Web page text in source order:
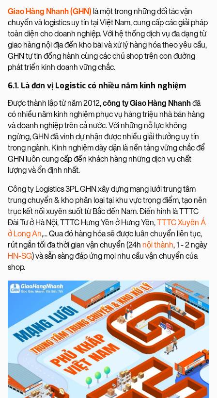
Giao Hàng Nhanh (GHN) là một trong những đối tác vận
chuyển và logistics uy tín tại Việt Nam, cung cấp các giải pháp
toàn diện cho doanh nghiệp. Với hệ thống dịch vụ đa dạng từ
giao hàng nội địa đến kho bãi và xử lý hàng hóa theo yêu cầu,
GHN tự tin đồng hành cùng các chủ shop trên con đường
phát triển kinh doanh vững chắc.
6.1. Là đơn vị Logistic có nhiều năm kinh nghiệm
Được thành lập từ năm 2012,công ty Giao Hàng Nhanhđã
có nhiều năm kinh nghiệm phục vụ hàng triệu nhà bán hàng
và doanh nghiệp trên cả nước. Với những nỗ lực không
ngừng, GHN đã vinh dự nhận được nhiều giải thưởng uy tín
trong ngành. Kinh nghiệm dày dặn là nền tảng vững chắc để
GHN luôn cung cấp đến khách hàng những dịch vụ chất
lượng và ổn định nhất.
Công ty Logistics 3PL GHN xây dựng mạng lưới trung tâm
trung chuyển & kho phân loại tại khu vực trọng điểm, tạo nên
trục kết nối xuyên suốt từ Bắc đến Nam. Điển hình là TTTC
Đài Tư ở Hà Nội, TTTC Hưng Yên ở Hưng Yên,TTTC Xuyên Á
ở Long An,... Qua đó hàng hóa sẽ được luân chuyển liên tục,
rút ngắn tối đa thời gian vận chuyển (24h nội thành, 1 - 2 ngày
HN-SG) và sẵn sàng đáp ứng mọi nhu cầu vận chuyển của
shop.